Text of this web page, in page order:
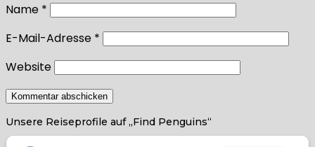
Name *
E-Mail-Adresse *
Website
Unsere Reiseprofile auf „Find Penguins“